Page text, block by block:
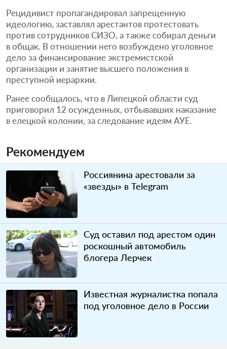
Рецидивист пропагандировал запрещенную
идеологию, заставлял арестантов протестовать
против сотрудников СИЗО, а также собирал деньги
в общак. В отношении него возбуждено уголовное
дело за финансирование экстремистской
организации и занятие высшего положения в
преступной иерархии.
Ранее сообщалось, что в Липецкой области суд
приговорил 12 осужденных, отбывавших наказание
в елецкой колонии, за следование идеям АУЕ.
Рекомендуем
Россиянина арестовали за
«звезды» в Telegram
Суд оставил под арестом один
роскошный автомобиль
блогера Лерчек
Известная журналистка попала
под уголовное дело в России